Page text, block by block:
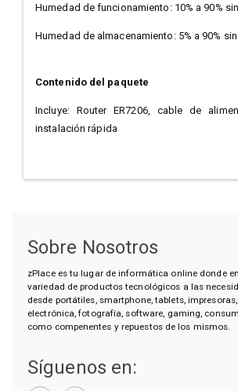
Humedad de funcionamiento: 10% a 90%
Humedad de almacenamiento: 5% a 90%
Contenido del paquete
Incluye: Router ER7206, cable de
instalación rápida
Sobre Nosotros
zPlace es tu lugar de informática online donde
variedad de productos tecnológicos a las
desde portátiles, smartphone, tablets,
electrónica, fotografía, software, gaming,
como compenentes y repuestos de los mismos.
Síguenos en: